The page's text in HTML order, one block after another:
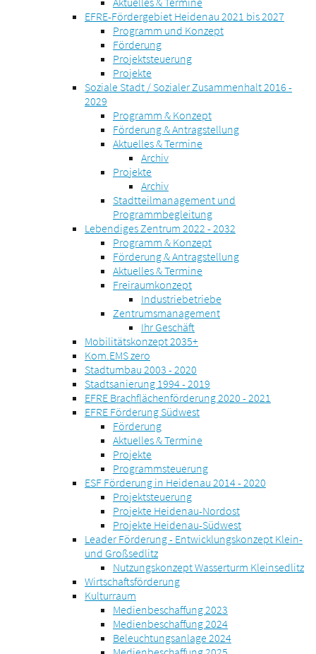
EFRE-Fördergebiet Heidenau 2021 bis 2027
Programm und Konzept
Förderung
Projektsteuerung
Projekte
Soziale Stadt / Sozialer Zusammenhalt 2016 -
2029
Programm & Konzept
Förderung & Antragstellung
Aktuelles & Termine
Archiv
Projekte
Archiv
Stadtteilmanagement und
Programmbegleitung
Lebendiges Zentrum 2022 - 2032
Programm & Konzept
Förderung & Antragstellung
Aktuelles & Termine
Freiraumkonzept
Industriebetriebe
Zentrumsmanagement
Ihr Geschäft
Mobilitätskonzept 2035+
Kom.EMS zero
Stadtumbau 2003 - 2020
Stadtsanierung 1994 - 2019
EFRE Brachflächenförderung 2020 - 2021
EFRE Förderung Südwest
Förderung
Aktuelles & Termine
Projekte
Programmsteuerung
ESF Förderung in Heidenau 2014 - 2020
Projektsteuerung
Projekte Heidenau-Nordost
Projekte Heidenau-Südwest
Leader Förderung - Entwicklungskonzept Klein-
und Großsedlitz
Nutzungskonzept Wasserturm Kleinsedlitz
Wirtschaftsförderung
Kulturraum
Medienbeschaffung 2023
Medienbeschaffung 2024
Beleuchtungsanlage 2024